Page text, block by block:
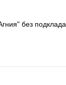
без подклада